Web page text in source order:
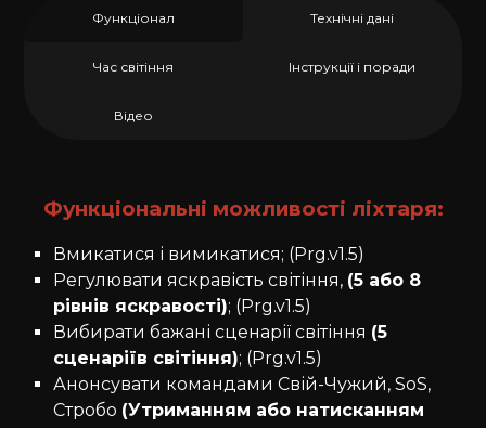
Функціонал Технічні дані
Час світіння Інструкції і поради
Відео
Функціональні можливості ліхтаря:
Вмикатися і вимикатися; (Prg.v1.5)
Регулювати яскравість світіння, (5 або 8
рівнів яскравості); (Prg.v1.5)
Вибирати бажані сценарії світіння (5
сценаріїв світіння); (Prg.v1.5)
Анонсувати командами Свій-Чужий, SoS,
Стробо (Утриманням або натисканням